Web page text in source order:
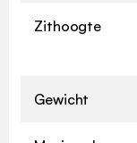
Zithoogte
Gewicht